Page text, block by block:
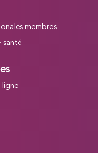
membres
santé
ligne